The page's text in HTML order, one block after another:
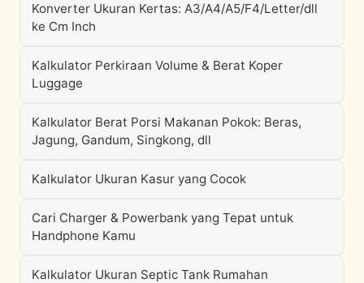
Konverter Ukuran Kertas: A3/A4/A5/F4/Letter/dll
ke Cm Inch
Kalkulator Perkiraan Volume & Berat Koper
Luggage
Kalkulator Berat Porsi Makanan Pokok: Beras,
Jagung, Gandum, Singkong, dll
Kalkulator Ukuran Kasur yang Cocok
Cari Charger & Powerbank yang Tepat untuk
Handphone Kamu
Kalkulator Ukuran Septic Tank Rumahan